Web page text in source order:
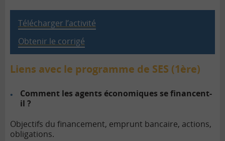
Télécharger l’activité
Obtenir le corrigé
Liens avec le programme de SES (1ère)
Comment les agents économiques se financent-
il ?
Objectifs du financement, emprunt bancaire, actions,
obligations.